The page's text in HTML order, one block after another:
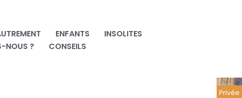
ENFANTS
INSOLITES
NOUS ?
CONSEILS
Privée